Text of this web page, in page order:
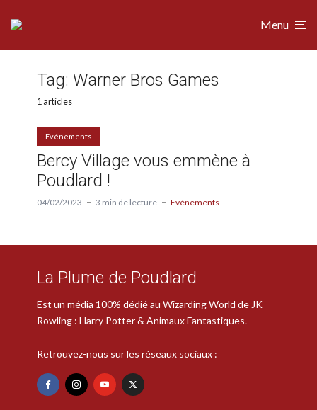
Menu
Tag: Warner Bros Games
1 articles
Evénements
Bercy Village vous emmène à
Poudlard !
04/02/2023 3 min de lecture Evénements
La Plume de Poudlard
Est un média 100% dédié au Wizarding World de JK
Rowling : Harry Potter & Animaux Fantastiques.
Retrouvez-nous sur les réseaux sociaux :